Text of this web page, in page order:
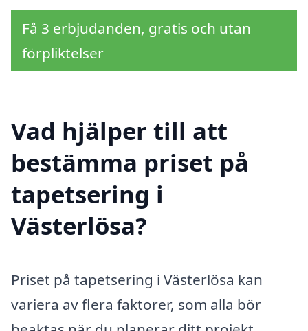
Få 3 erbjudanden, gratis och utan
förpliktelser
Vad hjälper till att
bestämma priset på
tapetsering i
Västerlösa?
Priset på tapetsering i Västerlösa kan
variera av flera faktorer, som alla bör